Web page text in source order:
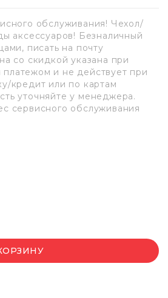
обслуживания! Чехол/
аксессуаров! Безналичный
писать на почту
со скидкой указана при
и не действует при
кредит или по картам
уточняйте у менеджера.
сервисного обслуживания